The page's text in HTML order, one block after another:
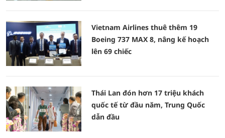
Vietnam Airlines thuê thêm 19
Boeing 737 MAX 8, nâng kế hoạch
lên 69 chiếc
Thái Lan đón hơn 17 triệu khách
quốc tế từ đầu năm, Trung Quốc
dẫn đầu